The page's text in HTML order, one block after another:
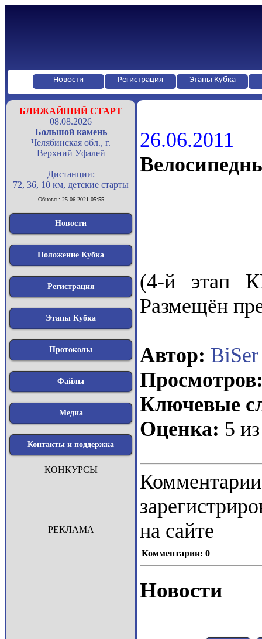
Новости Регистрация Этапы Кубка
БЛИЖАЙШИЙ СТАРТ
08.08.2026
Большой камень
Челябинская обл., г.
Верхний Уфалей
Дистанции:
72, 36, 10 км, детские старты
Обновл.: 25.06.2021 05:55
Новости
Положение Кубка
Регистрация
Этапы Кубка
Протоколы
Файлы
Медиа
Контакты и поддержка
КОНКУРСЫ
РЕКЛАМА
26.06.2011
(4-й этап
Размещён
Автор: BiSer
Ключевые
Оценка: 5
на сайте
Комментарии: 0
Новости